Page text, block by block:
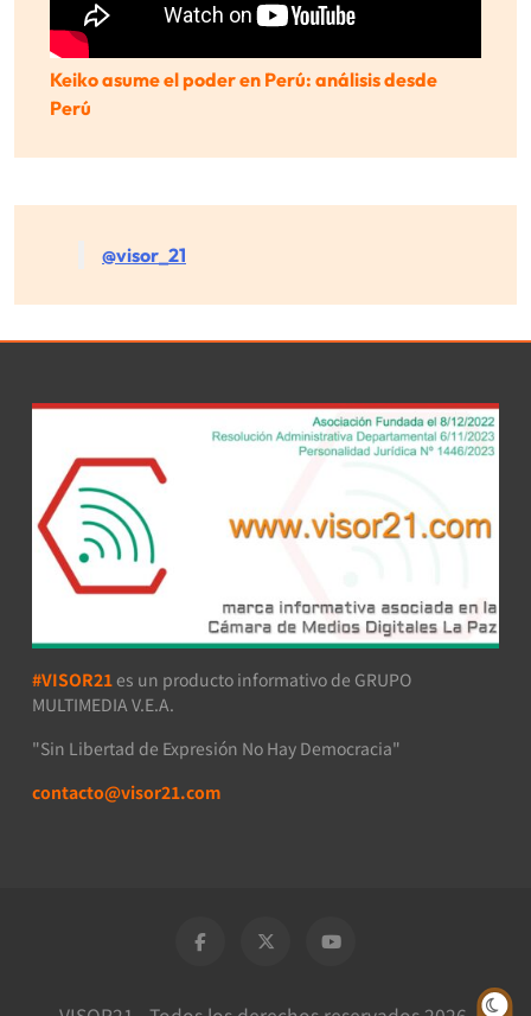
Keiko asume el poder en Perú: análisis desde
Perú
@visor_21
#VISOR21 es un producto informativo de GRUPO
MULTIMEDIA V.E.A.
"Sin Libertad de Expresión No Hay Democracia"
contacto@visor21.com